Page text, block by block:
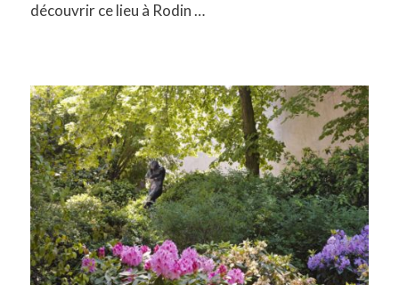
découvrir ce lieu à Rodin …